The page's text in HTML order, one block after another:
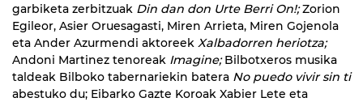
garbiketa zerbitzuak Din dan don Urte Berri On!;Zorion
Egileor, Asier Oruesagasti, Miren Arrieta, Miren Gojenola
eta Ander Azurmendi aktoreek Xalbadorren heriotza;
Andoni Martinez tenoreak Imagine;Bilbotxeros musika
taldeak Bilboko tabernariekin batera No puedo vivir sin ti
abestuko du; Eibarko Gazte Koroak Xabier Lete eta